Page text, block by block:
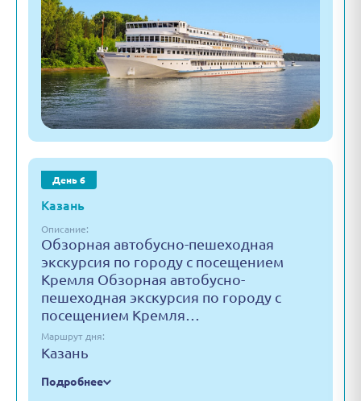
День 6
Казань
Описание:
Обзорная автобусно-пешеходная
экскурсия по городу с посещением
Кремля Обзорная автобусно-
пешеходная экскурсия по городу с
посещением Кремля…
Маршрут дня:
Казань
Подробнее